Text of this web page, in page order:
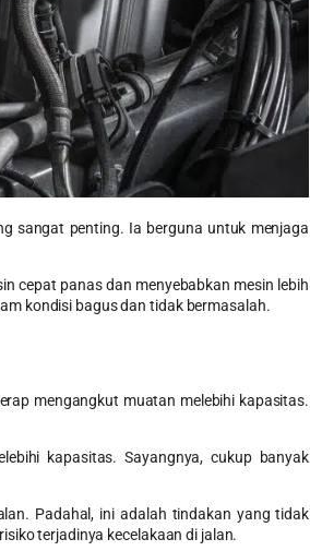
sangat penting. Ia berguna untuk menjaga
cepat panas dan menyebabkan mesin lebih
kondisi bagus dan tidak bermasalah.
mengangkut muatan melebihi kapasitas.
kapasitas. Sayangnya, cukup banyak
Padahal, ini adalah tindakan yang tidak
terjadinya kecelakaan di jalan.